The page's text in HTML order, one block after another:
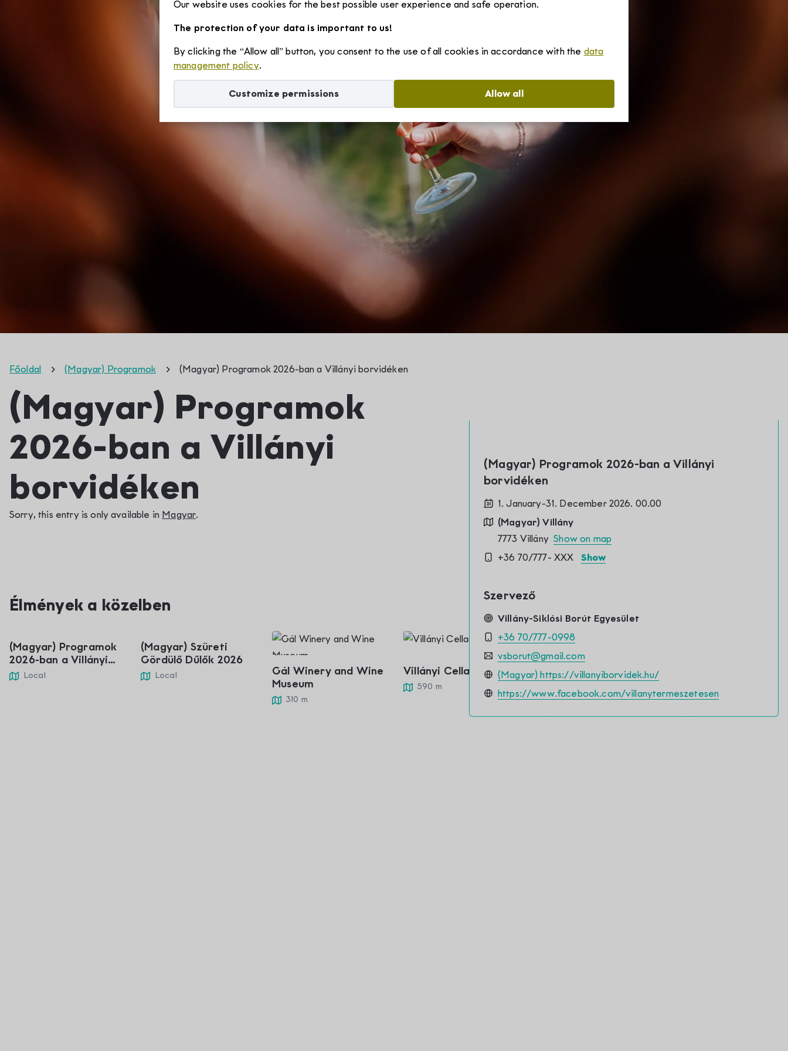
Our website uses cookies for the best possible user experience and safe operation.
The protection of your data is important to us!
By clicking the “Allow all” button, you consent to the use of all cookies in accordance with the data
management policy.
Allow all
Customize permissions
Főoldal (Magyar) Programok (Magyar) Programok 2026-ban a Villányi borvidéken
(Magyar) Programok
2026-ban a Villányi
borvidéken
Sorry, this entry is only available in Magyar.
(Magyar) Programok 2026-ban a Villányi
borvidéken
1. January-31. December 2026. 00.00
(Magyar) Villány
7773 VillányShow on map
+36 70/777- XXX Show
Szervező
Villány-Siklósi Borút Egyesület
+36 70/777-0998
vsborut@gmail.com
(Magyar) https://villanyiborvidek.hu/
https://www.facebook.com/villanytermeszetesen
Élmények a közelben
01
(Magyar) Programok
2026-ban a Villányi
borvidéken
Local
05
(Magyar) Szüreti
Gördülő Dűlők 2026
Local
Gál Winery and Wine
Museum
310 m
Villányi Cellar Street
590 m
Nagyharsányi Statue
Park
2.49 km 4.54 km
Szállások
Borvidékről
Villányi borvidék története
Villányi borvidék egyedülálló adottságai
Villányi eredetvédelem
Villányi Borvidék helyi termék védjegy
Villányi Borvidék filozófiája
Rólunk
Villány-Siklósi Borút Egyesület
Hírek
Pályázatok
Contact